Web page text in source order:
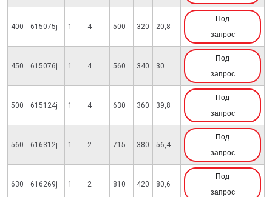
400 615075j 1 4 500 320 20,8
Под
запрос
450 615076j 1 4 560 340 30
Под
запрос
500 615124j 1 4 630 360 39,8
Под
запрос
560 616312j 1 2 715 380 56,4
Под
запрос
630 616269j 1 2 810 420 80,6
Под
запрос